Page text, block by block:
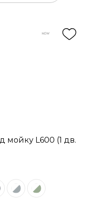
L600 (1 дв.